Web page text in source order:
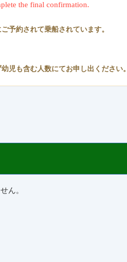
the final confirmation.
予約されて乗船されています。
児も含む人数にてお申し出ください。
ん。